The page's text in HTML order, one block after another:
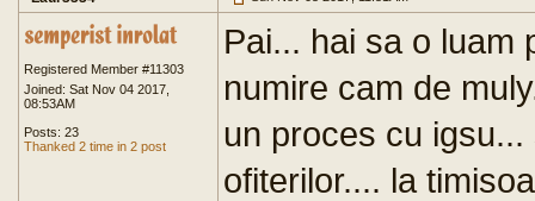
Registered Member #11303
Joined: Sat Nov 04 2017,
08:53AM
Posts: 23
Thanked 2 time in 2 post
Pai... hai sa o luam
numire cam de
un proces cu
ofiterilor.... la